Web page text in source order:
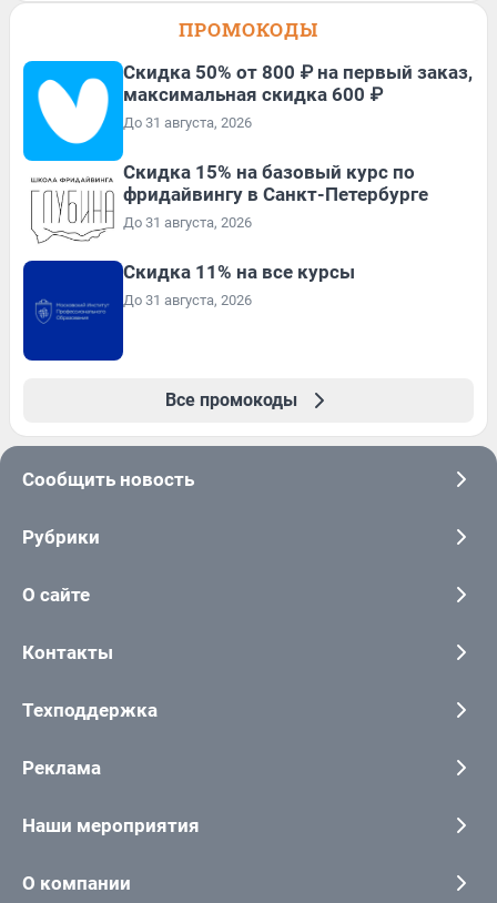
ПРОМОКОДЫ
Скидка 50% от 800 ₽ на первый заказ,
максимальная скидка 600 ₽
До 31 августа, 2026
Скидка 15% на базовый курс по
фридайвингу в Санкт-Петербурге
До 31 августа, 2026
Скидка 11% на все курсы
До 31 августа, 2026
Все промокоды
Сообщить новость
Рубрики
О сайте
Контакты
Техподдержка
Реклама
Наши мероприятия
О компании